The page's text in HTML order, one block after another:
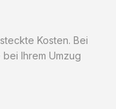
Kosten. Bei
Ihrem Umzug